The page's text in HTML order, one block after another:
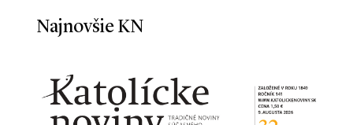
Najnovšie KN